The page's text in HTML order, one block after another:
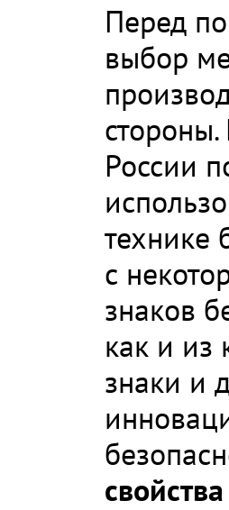
Перед
выбор
России
технике
с
знаков
как и из
знаки и